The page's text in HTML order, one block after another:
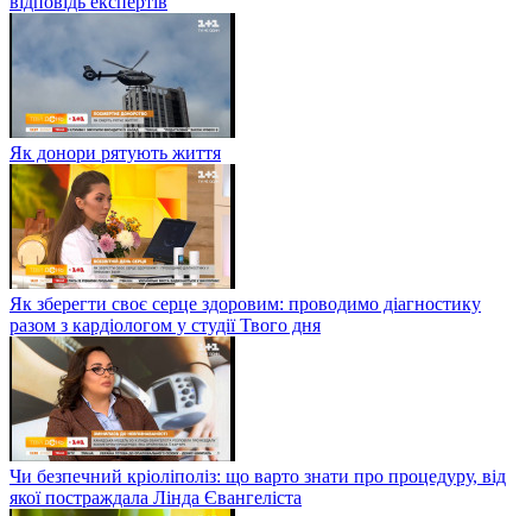
Як донори рятують життя
Як зберегти своє серце здоровим: проводимо діагностику
разом з кардіологом у студії Твого дня
Чи безпечний кріоліполіз: що варто знати про процедуру, від
якої постраждала Лінда Євангеліста